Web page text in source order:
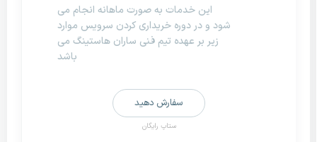
این خدمات به صورت ماهانه انجام می
شود و در دوره خریداری کردن سرویس موارد
زیر بر عهده تیم فنی ساران هاستینگ می
باشد
سفارش دهید
ستاپ رایگان